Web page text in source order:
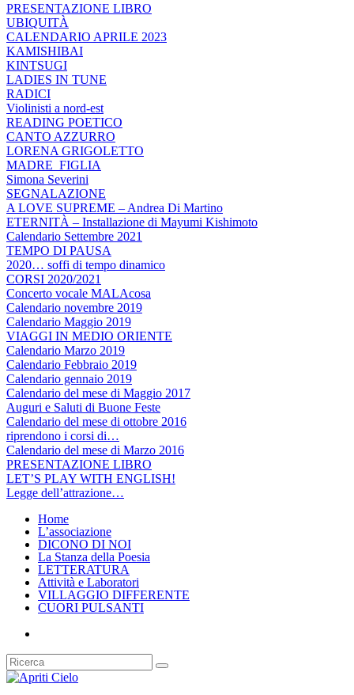
PRESENTAZIONE LIBRO
UBIQUITÀ
CALENDARIO APRILE 2023
KAMISHIBAI
KINTSUGI
LADIES IN TUNE
RADICI
Violinisti a nord-est
READING POETICO
CANTO AZZURRO
LORENA GRIGOLETTO
MADRE_FIGLIA
Simona Severini
SEGNALAZIONE
A LOVE SUPREME – Andrea Di Martino
ETERNITÀ – Installazione di Mayumi Kishimoto
Calendario Settembre 2021
TEMPO DI PAUSA
2020… soffi di tempo dinamico
CORSI 2020/2021
Concerto vocale MALAcosa
Calendario novembre 2019
Calendario Maggio 2019
VIAGGI IN MEDIO ORIENTE
Calendario Marzo 2019
Calendario Febbraio 2019
Calendario gennaio 2019
Calendario del mese di Maggio 2017
Auguri e Saluti di Buone Feste
Calendario del mese di ottobre 2016
riprendono i corsi di…
Calendario del mese di Marzo 2016
PRESENTAZIONE LIBRO
LET’S PLAY WITH ENGLISH!
Legge dell’attrazione…
Home
L’associazione
DICONO DI NOI
La Stanza della Poesia
LETTERATURA
Attività e Laboratori
VILLAGGIO DIFFERENTE
CUORI PULSANTI